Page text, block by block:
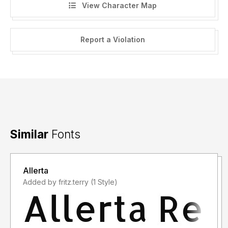
View Character Map
Report a Violation
Similar Fonts
Allerta
Added by fritz.terry (1 Style)